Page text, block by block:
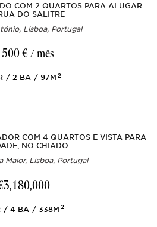
COM 2 QUARTOS PARA ALUGAR
DO SALITRE
Lisboa, Portugal
€ / mês
2 BA 97M2
COM 4 QUARTOS E VISTA PARA
NO CHIADO
Maior, Lisboa, Portugal
4 BA 338M2